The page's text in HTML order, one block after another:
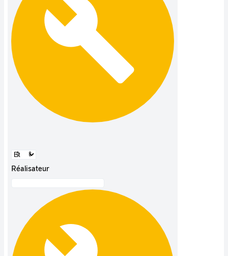
Réalisateur